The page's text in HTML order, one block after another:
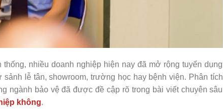
nhiều doanh nghiệp hiện nay đã mở rộng tuyển dụng
lễ tân, showroom, trường học hay bệnh viện. Phân tích
ngành bảo vệ đã được đề cập rõ trong bài viết chuyên sâu
không.